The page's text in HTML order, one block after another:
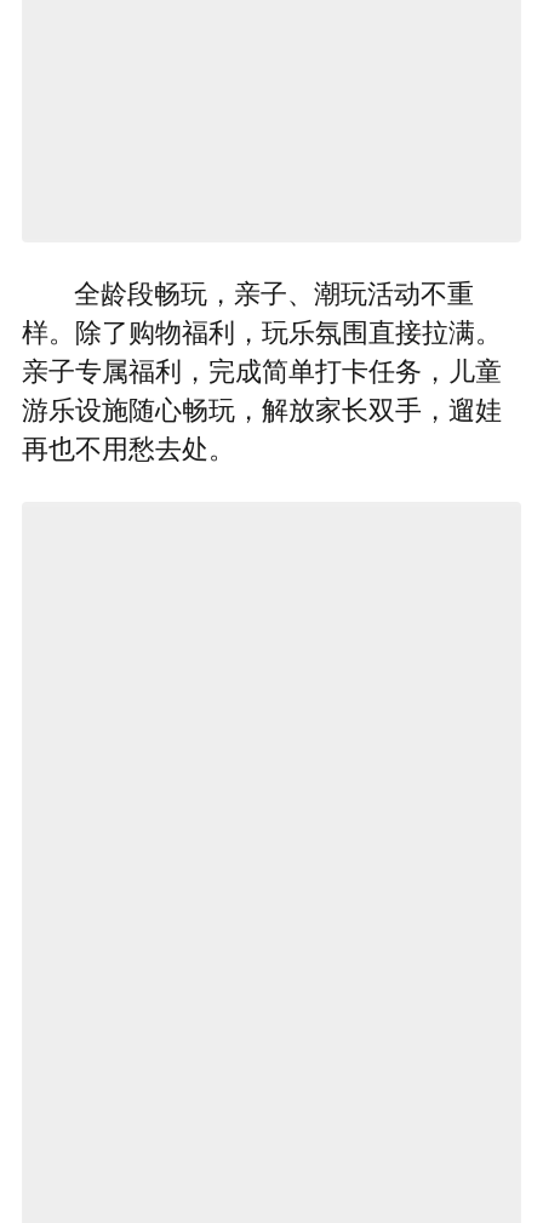
全龄段畅玩，亲子、潮玩活动不重
样。除了购物福利，玩乐氛围直接拉满。
亲子专属福利，完成简单打卡任务，儿童
游乐设施随心畅玩，解放家长双手，遛娃
再也不用愁去处。